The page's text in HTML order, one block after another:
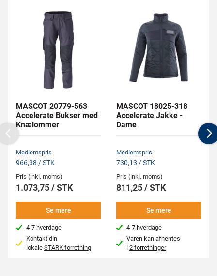
MASCOT 20779-563
Accelerate Bukser med
Knælommer
Medlemspris
966,38 / STK
Pris (inkl. moms)
1.073,75 / STK
Se mere
4-7 hverdage
Kontakt din
lokale STARK forretning
MASCOT 18025-318
Accelerate Jakke -
Dame
Medlemspris
730,13 / STK
Pris (inkl. moms)
811,25 / STK
Se mere
4-7 hverdage
Varen kan afhentes
i2 forretninger
Previous